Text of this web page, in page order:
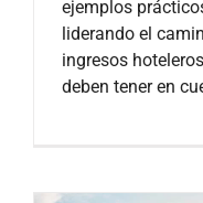
ejemplos
liderando el
ingresos
deben tener en